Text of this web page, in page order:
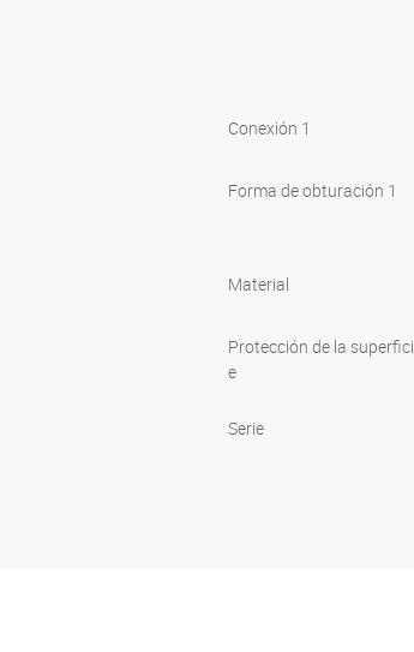
Conexión 1
Forma de obturación 1
Material
Protección de la superfici
e
Serie